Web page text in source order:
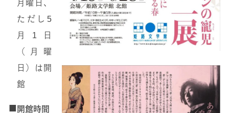
月曜日、
ただし5
月1日
（月曜
日）は開
館
■開館時間